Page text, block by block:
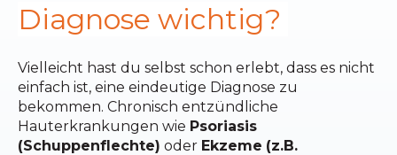
Diagnose wichtig?
Vielleicht hast du selbst schon erlebt, dass es nicht
einfach ist, eine eindeutige Diagnose zu
bekommen. Chronisch entzündliche
Hauterkrankungen wie Psoriasis
(Schuppenflechte) oder Ekzeme (z.B.